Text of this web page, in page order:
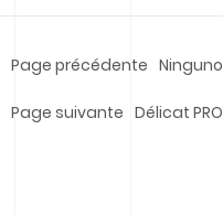
Page précédente Ninguno
Page suivante Délicat PRO